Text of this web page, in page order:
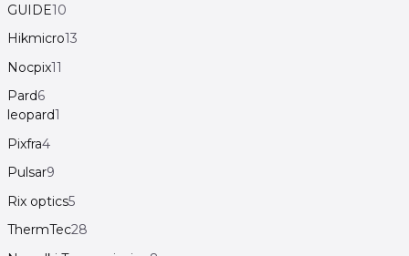
GUIDE10
Hikmicro13
Nocpix11
Pard6
leopard1
Pixfra4
Pulsar9
Rix optics5
ThermTec28